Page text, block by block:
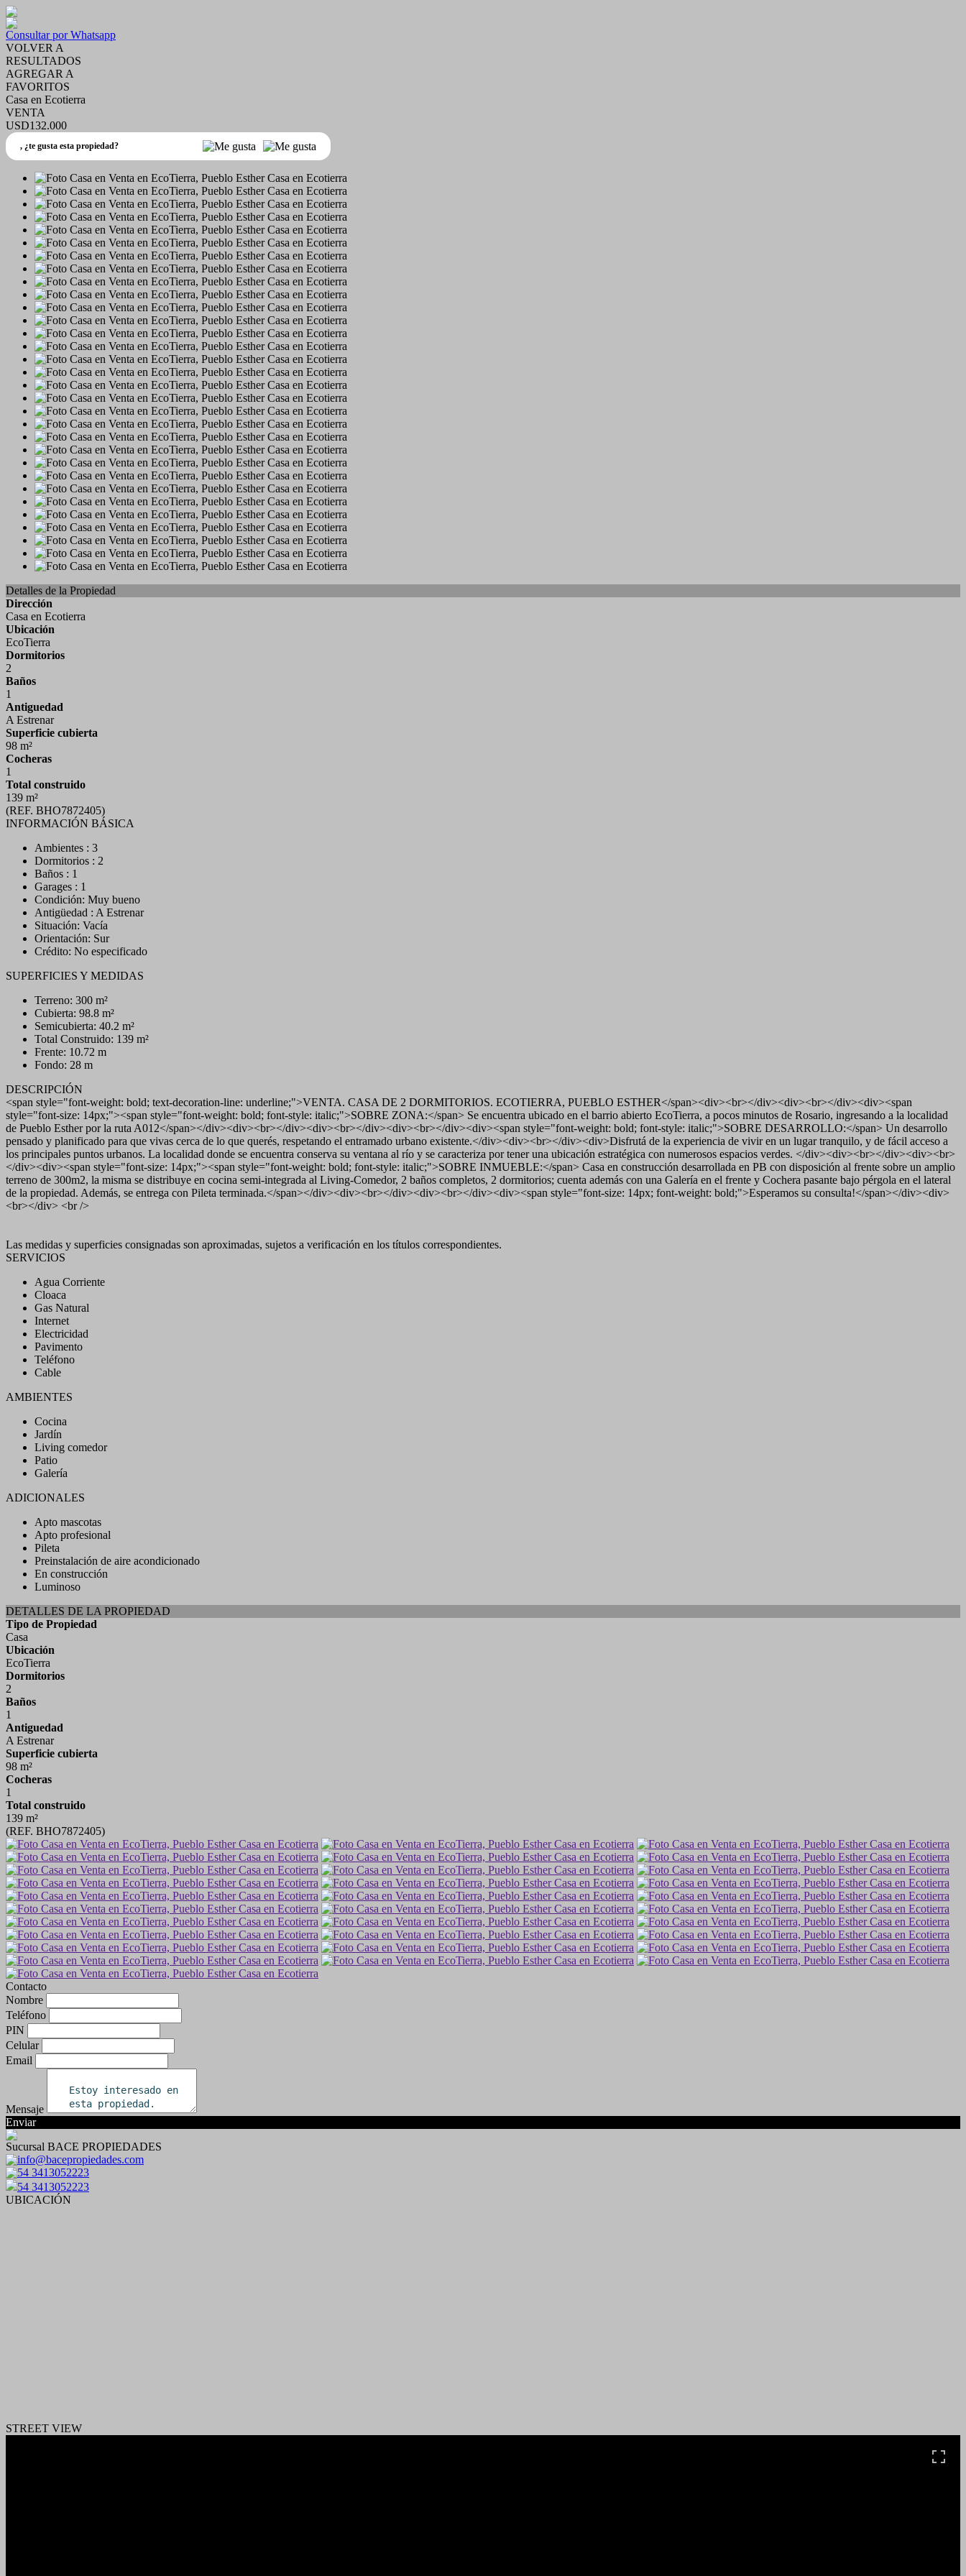
Consultar por Whatsapp
VOLVER A
RESULTADOS
AGREGAR A
FAVORITOS
Casa en Ecotierra
VENTA
USD132.000
, ¿te gusta esta propiedad?
Detalles de la Propiedad
Dirección
Casa en Ecotierra
Ubicación
EcoTierra
Dormitorios
2
Baños
1
Antiguedad
A Estrenar
Superficie cubierta
98 m²
Cocheras
1
Total construido
139 m²
(REF. BHO7872405)
INFORMACIÓN BÁSICA
Ambientes : 3
Dormitorios : 2
Baños : 1
Garages : 1
Condición: Muy bueno
Antigüedad : A Estrenar
Situación: Vacía
Orientación: Sur
Crédito: No especificado
SUPERFICIES Y MEDIDAS
Terreno: 300 m²
Cubierta: 98.8 m²
Semicubierta: 40.2 m²
Total Construido: 139 m²
Frente: 10.72 m
Fondo: 28 m
DESCRIPCIÓN
<span style="font-weight: bold; text-decoration-line: underline;">VENTA. CASA DE 2 DORMITORIOS. ECOTIERRA, PUEBLO ESTHER</span><div><br></div><div><br></div><div><span
style="font-size: 14px;"><span style="font-weight: bold; font-style: italic;">SOBRE ZONA:</span> Se encuentra ubicado en el barrio abierto EcoTierra, a pocos minutos de Rosario, ingresando a la localidad
de Pueblo Esther por la ruta A012</span></div><div><br></div><div><br></div><div><br></div><div><span style="font-weight: bold; font-style: italic;">SOBRE DESARROLLO:</span> Un desarrollo
pensado y planificado para que vivas cerca de lo que querés, respetando el entramado urbano existente.</div><div><br></div><div>Disfrutá de la experiencia de vivir en un lugar tranquilo, y de fácil acceso a
los principales puntos urbanos. La localidad donde se encuentra conserva su ventana al río y se caracteriza por tener una ubicación estratégica con numerosos espacios verdes. </div><div><br></div><div><br>
</div><div><span style="font-size: 14px;"><span style="font-weight: bold; font-style: italic;">SOBRE INMUEBLE:</span> Casa en construcción desarrollada en PB con disposición al frente sobre un amplio
terreno de 300m2, la misma se distribuye en cocina semi-integrada al Living-Comedor, 2 baños completos, 2 dormitorios; cuenta además con una Galería en el frente y Cochera pasante bajo pérgola en el lateral
de la propiedad. Además, se entrega con Pileta terminada.</span></div><div><br></div><div><br></div><div><span style="font-size: 14px; font-weight: bold;">Esperamos su consulta!</span></div><div>
<br></div> <br />
Las medidas y superficies consignadas son aproximadas, sujetos a verificación en los títulos correspondientes.
SERVICIOS
Agua Corriente
Cloaca
Gas Natural
Internet
Electricidad
Pavimento
Teléfono
Cable
AMBIENTES
Cocina
Jardín
Living comedor
Patio
Galería
ADICIONALES
Apto mascotas
Apto profesional
Pileta
Preinstalación de aire acondicionado
En construcción
Luminoso
DETALLES DE LA PROPIEDAD
Tipo de Propiedad
Casa
Ubicación
EcoTierra
Dormitorios
2
Baños
1
Antiguedad
A Estrenar
Superficie cubierta
98 m²
Cocheras
1
Total construido
139 m²
(REF. BHO7872405)
Contacto
Nombre
Teléfono
PIN
Celular
Email
Mensaje
Enviar
Sucursal BACE PROPIEDADES
info@bacepropiedades.com
54 3413052223
54 3413052223
UBICACIÓN
STREET VIEW